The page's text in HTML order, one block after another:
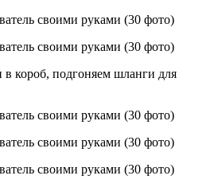
в короб, подгоняем шланги для